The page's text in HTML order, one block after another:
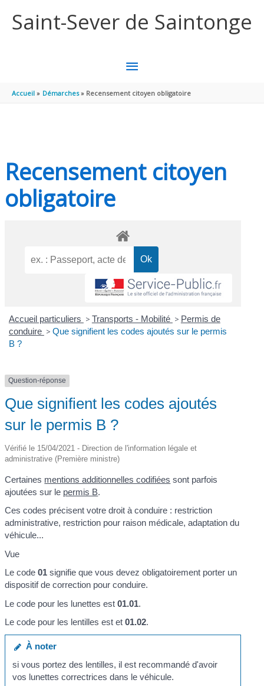
Saint-Sever de Saintonge
MENU
PRINCIPAL
Accueil Démarches Recensement citoyen obligatoire
Recensement citoyen
obligatoire
Accueil particuliers > Transports - Mobilité > Permis de
conduire > Que signifient les codes ajoutés sur le permis
B ?
Question-réponse
Que signifient les codes ajoutés
sur le permis B ?
Vérifié le 15/04/2021 - Direction de l'information légale et
administrative (Première ministre)
Certaines mentions additionnelles codifiées sont parfois
ajoutées sur le permis B.
Ces codes précisent votre droit à conduire : restriction
administrative, restriction pour raison médicale, adaptation du
véhicule...
Vue
Le code01 signifie que vous devez obligatoirement porter un
dispositif de correction pour conduire.
Le code pour les lunettes est01.01.
Le code pour les lentilles est et01.02.
À noter
si vous portez des lentilles, il est recommandé d'avoir
vos lunettes correctrices dans le véhicule.